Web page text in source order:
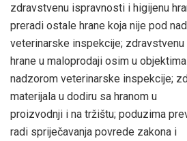
zdravstvenu ispravnosti i higijenu
preradi ostale hrane koja nije pod
veterinarske inspekcije;
hrane u maloprodaji osim u
nadzorom veterinarske inspekcije;
materijala u dodiru sa hranom u
proizvodnji i na tržištu; poduzima
radi spriječavanja povrede zakona i